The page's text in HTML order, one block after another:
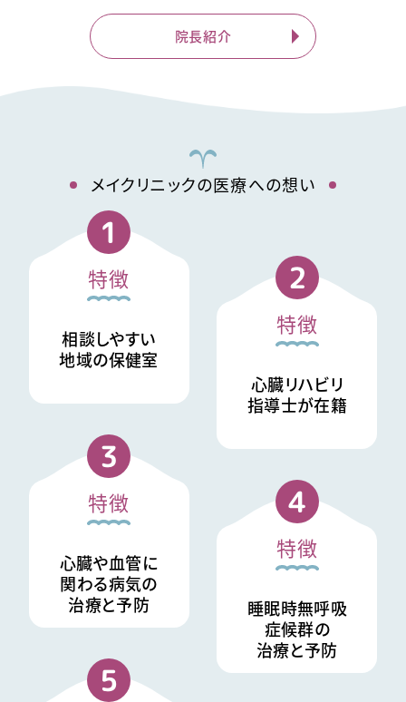
院長紹介
メイクリニックの医療への想い
1
特徴
相談しやすい
地域の保健室
2
特徴
心臓リハビリ
指導士が在籍
3
特徴
心臓や血管に
関わる病気の
治療と予防
4
特徴
睡眠時無呼吸
症候群の
治療と予防
5